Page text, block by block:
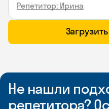
Репетитор: Ирина
Не нашли
репетитора?